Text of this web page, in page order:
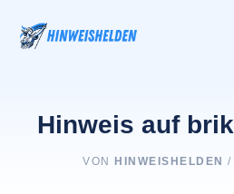
Inhalt
springen
Hinweis auf
VON HINWEISHELDEN